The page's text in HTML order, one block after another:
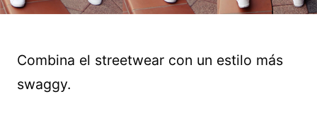
Combina el streetwear con un estilo más
swaggy.